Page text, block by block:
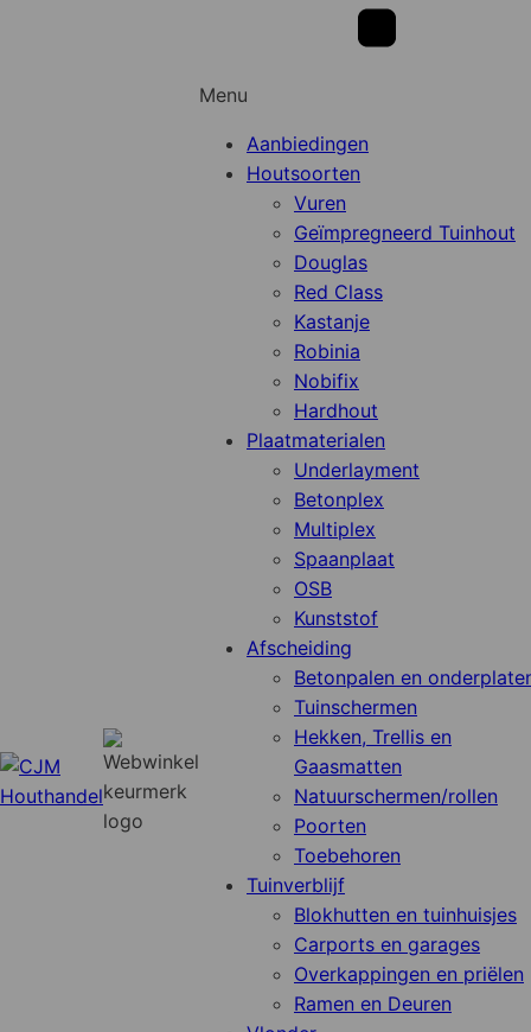
Menu
Aanbiedingen
Houtsoorten
Vuren
Geïmpregneerd Tuinhout
Douglas
Red Class
Kastanje
Robinia
Nobifix
Hardhout
Plaatmaterialen
Underlayment
Betonplex
Multiplex
Spaanplaat
OSB
Kunststof
Afscheiding
Betonpalen en
Tuinschermen
Hekken, Trellis en
Gaasmatten
Natuurschermen/rollen
Poorten
Toebehoren
Tuinverblijf
Blokhutten en tuinhuisjes
Carports en garages
Overkappingen en priëlen
Ramen en Deuren